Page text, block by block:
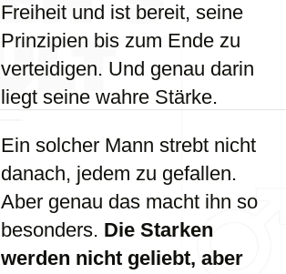
Freiheit und ist bereit, seine
Prinzipien bis zum Ende zu
verteidigen. Und genau darin
liegt seine wahre Stärke.
Ein solcher Mann strebt nicht
danach, jedem zu gefallen.
Aber genau das macht ihn so
besonders. Die Starken
werden nicht geliebt, aber